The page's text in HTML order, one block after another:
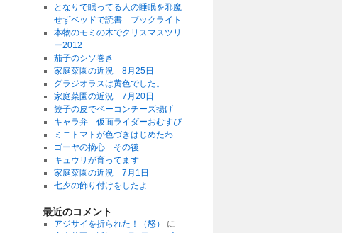
となりで眠ってる人の睡眠を邪魔
せずベッドで読書 ブックライト
本物のモミの木でクリスマスツリ
ー2012
茄子のシソ巻き
家庭菜園の近況 8月25日
グラジオラスは黄色でした。
家庭菜園の近況 7月20日
餃子の皮でベーコンチーズ揚げ
キャラ弁 仮面ライダーおむすび
ミニトマトが色づきはじめたわ
ゴーヤの摘心 その後
キュウリが育ってます
家庭菜園の近況 7月1日
七夕の飾り付けをしたよ
最近のコメント
アジサイを折られた！（怒）
に